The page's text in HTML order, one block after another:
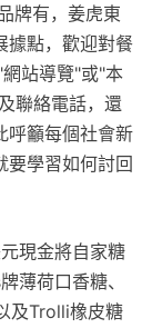
牌有，姜虎東
據點，歡迎對餐
站導覽"或"本
聯絡電話，還
呼籲每個社會新
要學習如何討回
現金將自家糖
薄荷口香糖、
及Trolli橡皮糖